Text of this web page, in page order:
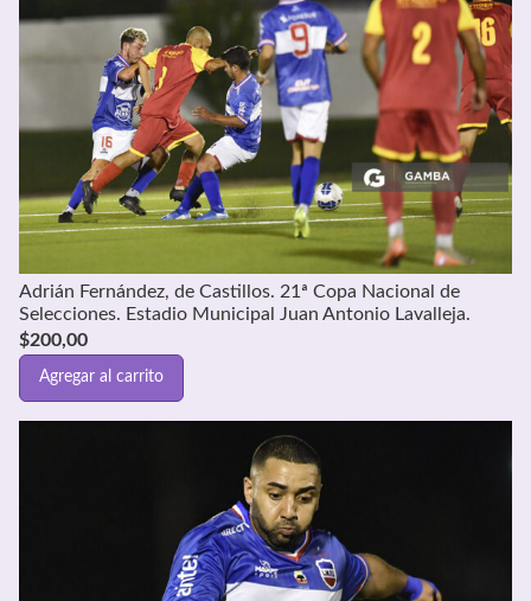
Adrián Fernández, de Castillos. 21ª Copa Nacional de
Selecciones. Estadio Municipal Juan Antonio Lavalleja.
$200,00
Agregar al carrito